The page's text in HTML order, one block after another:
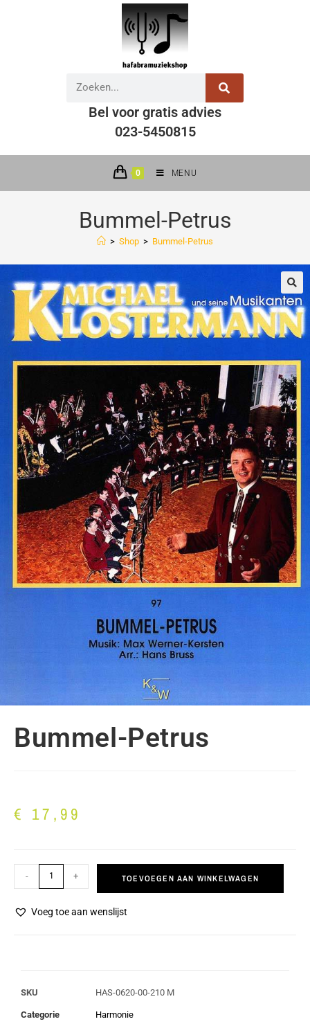
Bel voor gratis advies
023-5450815
0 MENU
Bummel-Petrus
> Shop > Bummel-Petrus
🔍
Bummel-Petrus
€ 17,99
- + TOEVOEGEN AAN WINKELWAGEN
Voeg toe aan wenslijst
SKU HAS-0620-00-210 M
Categorie Harmonie